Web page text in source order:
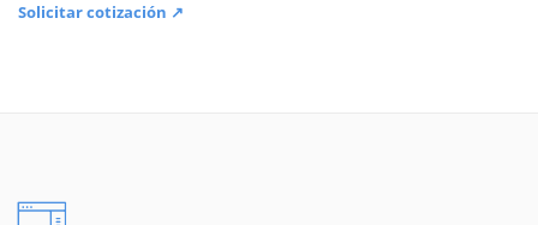
Solicitar cotización ↗